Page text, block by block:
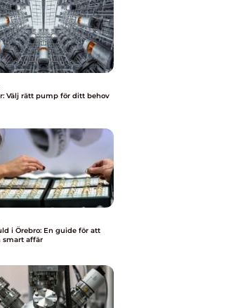
Välj rätt pump för ditt behov
i Örebro: En guide för att
smart affär